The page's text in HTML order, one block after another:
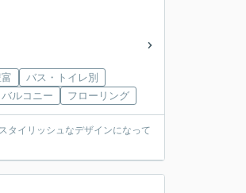
バス・トイレ別
バルコニー フローリング
タイリッシュなデザインになって